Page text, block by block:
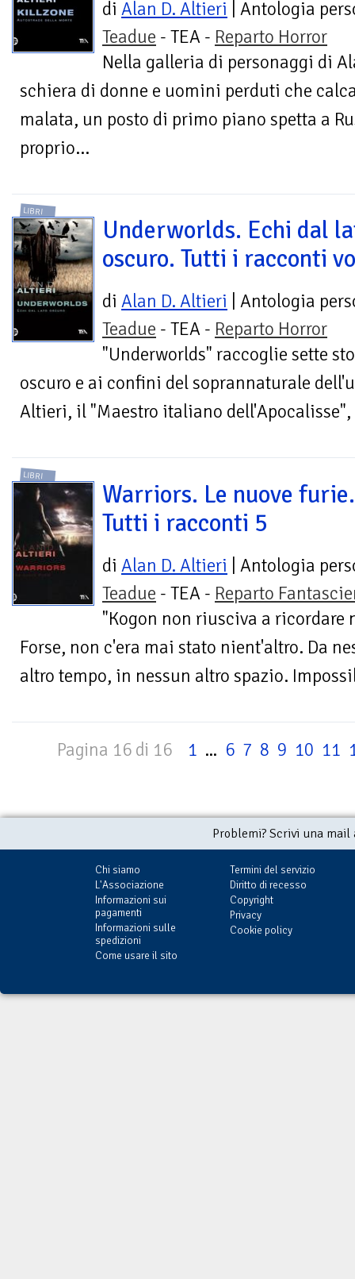
di Alan D. Altieri | Antologia
Teadue - TEA - Reparto Horror
Nella galleria di personaggi di
schiera di donne e uomini perduti che
malata, un posto di primo piano spetta a
proprio...
LIBRI
Underworlds. Echi dal
oscuro. Tutti i racconti
di Alan D. Altieri | Antologia
Teadue - TEA - Reparto Horror
"Underworlds" raccoglie sette
oscuro e ai confini del soprannaturale
Altieri, il "Maestro italiano
LIBRI
Warriors. Le nuove furie.
Tutti i racconti 5
di Alan D. Altieri | Antologia
Teadue - TEA - Reparto
"Kogon non riusciva a ricordare
Forse, non c'era mai stato nient'altro. Da
altro tempo, in nessun altro spazio.
Pagina 16 di 16 1 ... 6 7 8 9 10 11
Problemi? Scrivi una
Chi siamo
L'Associazione
Informazioni sui
pagamenti
Informazioni sulle
spedizioni
Come usare il sito
Termini del servizio
Diritto di recesso
Copyright
Privacy
Cookie policy